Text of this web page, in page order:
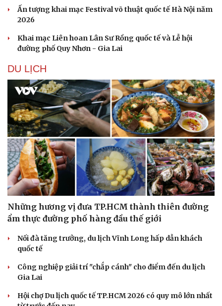
Ấn tượng khai mạc Festival võ thuật quốc tế Hà Nội năm
2026
Khai mạc Liên hoan Lân Sư Rồng quốc tế và Lễ hội
đường phố Quy Nhơn - Gia Lai
DU LỊCH
Những hương vị đưa TP.HCM thành thiên đường
ẩm thực đường phố hàng đầu thế giới
Nối đà tăng trưởng, du lịch Vĩnh Long hấp dẫn khách
quốc tế
Công nghiệp giải trí "chắp cánh" cho điểm đến du lịch
Gia Lai
Hội chợ Du lịch quốc tế TP.HCM 2026 có quy mô lớn nhất